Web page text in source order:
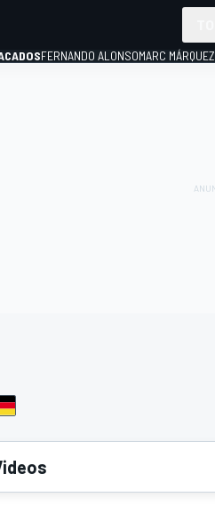
FERNANDO ALONSOMARC MÁRQUEZ